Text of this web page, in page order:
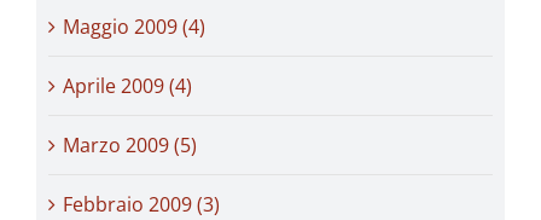
Maggio 2009 (4)
Aprile 2009 (4)
Marzo 2009 (5)
Febbraio 2009 (3)